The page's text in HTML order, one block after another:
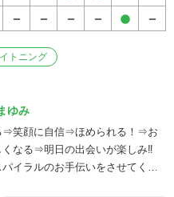
トニング
ゆみ
⇒笑顔に自信⇒ほめられる！⇒お
くなる⇒明日の出会いが楽しみ‼
パイラルのお手伝いをさせてくだ